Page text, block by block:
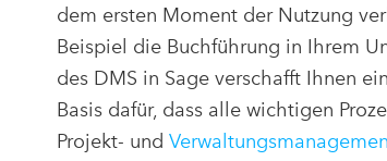
dem ersten Moment der Nutzung
Beispiel die Buchführung in Ihrem
des DMS in Sage verschafft Ihnen
Basis dafür, dass alle wichtigen
Projekt- und